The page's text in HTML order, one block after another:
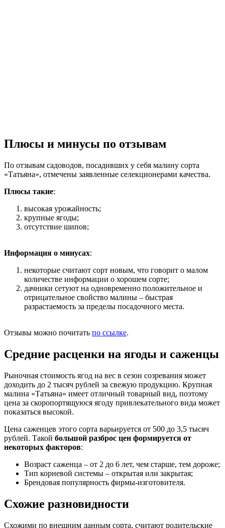
Плюсы и минусы по отзывам
По отзывам садоводов, посадивших у себя малину сорта
«Татьяна», отмечены заявленные селекционерами качества.
Плюсы такие:
высокая урожайность;
крупные ягоды;
отсутствие шипов;
Информация о минусах:
некоторые считают сорт новым, что говорит о малом
количестве информации о хорошем сорте;
дачники сетуют на одновременно положительное и
отрицательное свойство малины – быстрая
разрастаемость за пределы посадочного места.
Отзывы можно почитать по ссылке.
Средние расценки на ягоды и саженцы
Рыночная стоимость ягод на вес в сезон созревания может
доходить до 2 тысяч рублей за свежую продукцию. Крупная
малина «Татьяна» имеет отличный товарный вид, поэтому
цена за скоропортящуюся ягоду привлекательного вида может
показаться высокой.
Цена саженцев этого сорта варьируется от 500 до 3,5 тысяч
рублей. Такой большой разброс цен формируется от
некоторых факторов:
Возраст саженца – от 2 до 6 лет, чем старше, тем дороже;
Тип корневой системы – открытая или закрытая;
Брендовая популярность фирмы-изготовителя.
Схожие разновидности
Схожими по внешним данным сорта, считают родительские